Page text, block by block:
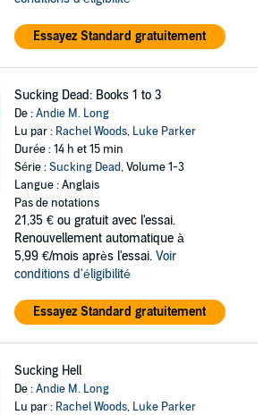
Essayez Standard gratuitement
Sucking Dead: Books 1 to 3
De :Andie M. Long
Lu par : Rachel Woods, Luke Parker
Durée : 14 h et 15 min
Série :Sucking Dead, Volume 1-3
Langue : Anglais
Pas de notations
21,35 € ou gratuit avec l'essai.
Renouvellement automatique à
5,99 €/mois après l'essai. Voir
conditions d'éligibilité
Essayez Standard gratuitement
Sucking Hell
De :Andie M. Long
Lu par : Rachel Woods, Luke Parker